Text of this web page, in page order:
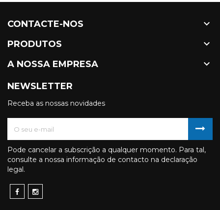
CONTACTE-NOS 
PRODUTOS 
A NOSSA EMPRESA 
NEWSLETTER
Receba as nossas novidades
Pode cancelar a subscrição a qualquer momento. Para tal,
consulte a nossa informação de contacto na declaração
legal.